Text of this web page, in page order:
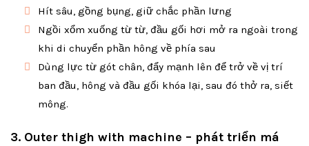
Hít sâu, gồng bụng, giữ chắc phần lưng
Ngồi xổm xuống từ từ, đầu gối hơi mở ra ngoài trong
khi di chuyển phần hông về phía sau
Dùng lực từ gót chân, đẩy mạnh lên để trở về vị trí
ban đầu, hông và đầu gối khóa lại, sau đó thở ra, siết
mông.
3. Outer thigh with machine – phát triển má